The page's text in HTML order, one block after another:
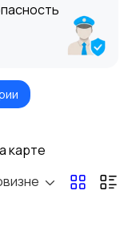
менеджмент
карте